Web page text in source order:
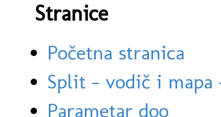
Stranice
Početna stranica
Split - vodič i
Parametar doo